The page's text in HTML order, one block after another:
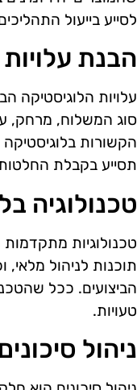
לסייע בייעול
הבנת עלויות
עלויות הלוגיסטיקה
סוג המשלוח, מרחק,
הקשורות
תסייע בקבלת
טכנולוגיה
טכנולוגיות
תוכנות לניהול
הביצועים. ככל
טעויות.
ניהול